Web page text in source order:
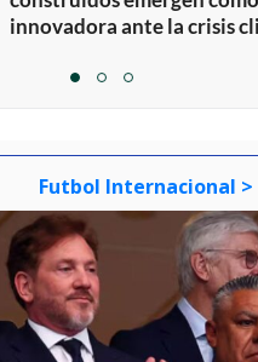
innovadora ante la crisis
itemitemitem
Futbol Internacional